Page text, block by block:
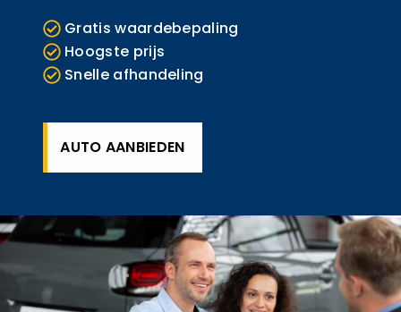
Gratis waardebepaling
Hoogste prijs
Snelle afhandeling
AUTO AANBIEDEN